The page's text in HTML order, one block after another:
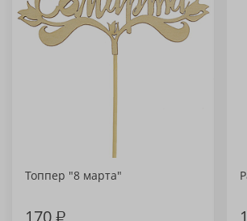
Топпер "8 марта"
170₽